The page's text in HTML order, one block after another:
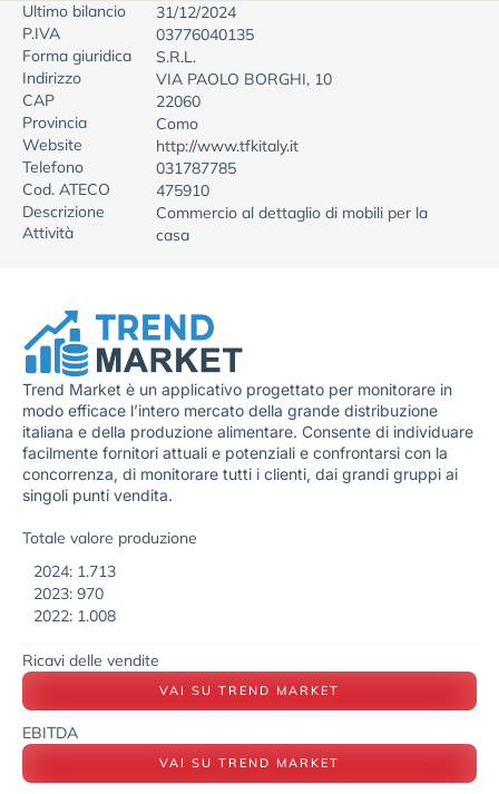
Ultimo bilancio
31/12/2024
P.IVA
03776040135
Forma giuridica
S.R.L.
Indirizzo
VIA PAOLO BORGHI, 10
CAP
22060
Provincia
Como
Website
http://www.tfkitaly.it
Telefono
031787785
Cod. ATECO
475910
Descrizione
Attività
Commercio al dettaglio di mobili per la
casa
Trend Market è un applicativo progettato per monitorare in
modo efficace l’intero mercato della grande distribuzione
italiana e della produzione alimentare. Consente di individuare
facilmente fornitori attuali e potenziali e confrontarsi con la
concorrenza, di monitorare tutti i clienti, dai grandi gruppi ai
singoli punti vendita.
Totale valore produzione
2024: 1.713
2023: 970
2022: 1.008
Ricavi delle vendite
VAI SU TREND MARKET
EBITDA
VAI SU TREND MARKET